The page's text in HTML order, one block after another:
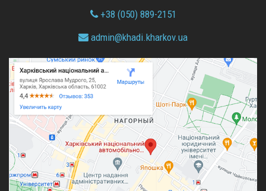
+38 (050) 889-2151
admin@khadi.kharkov.ua